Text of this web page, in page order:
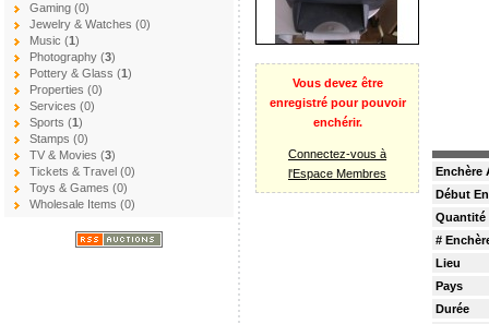
Gaming (0)
Jewelry & Watches (0)
Music (1)
Photography (3)
Pottery & Glass (1)
Properties (0)
Services (0)
Sports (1)
Stamps (0)
TV & Movies (3)
Tickets & Travel (0)
Toys & Games (0)
Wholesale Items (0)
Vous devez être
enregistré pour pouvoir
enchérir.
Connectez-vous à
l'Espace Membres
Enchère
Début
Quantité
#
Lieu
Pays
Durée